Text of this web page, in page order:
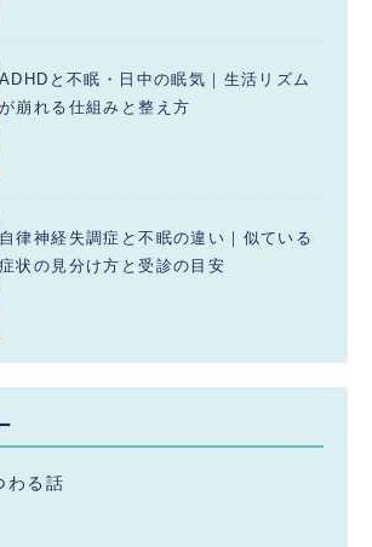
ADHDと不眠・日中の眠気｜生活リズム
が崩れる仕組みと整え方
自律神経失調症と不眠の違い｜似ている
症状の見分け方と受診の目安
わる話